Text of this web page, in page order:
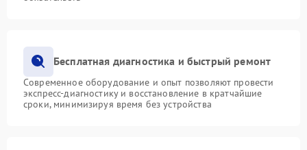
Бесплатная диагностика и быстрый ремонт
Современное оборудование и опыт позволяют провести
экспресс-диагностику и восстановление в кратчайшие
сроки, минимизируя время без устройства